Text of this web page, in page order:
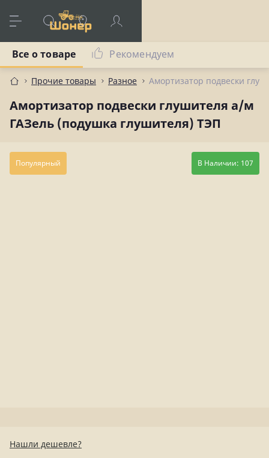
Прочие товары Разное Амортизатор подвески
Амортизатор подвески глушителя а/м
ГАЗель (подушка глушителя) ТЭП
Все о товаре Рекомендуем
Популярный В Наличии: 107
Нашли дешевле?